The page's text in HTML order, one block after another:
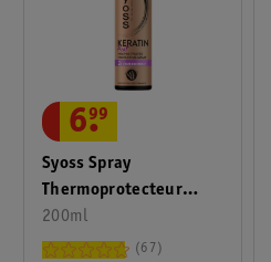
Syoss Spray
Thermoprotecteur
Keratin Heat-Activated
200ml
6.
99
67